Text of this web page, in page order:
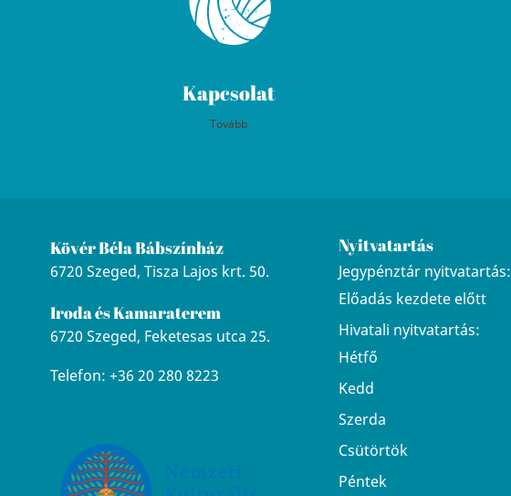
Kapcsolat
Tovább
Kövér Béla Bábszínház
6720 Szeged, Tisza Lajos krt. 50.
Iroda és Kamaraterem
6720 Szeged, Feketesas utca 25.
Telefon: +36 20 280 8223
Nyitvatartás
Jegypénztár nyitvatartás:
Előadás kezdete előtt
Hivatali nyitvatartás:
Hétfő
Kedd
Szerda
Csütörtök
Péntek